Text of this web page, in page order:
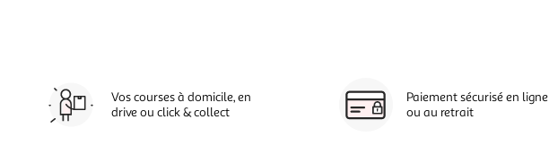
Vos courses à domicile, en
drive ou click & collect
Paiement sécurisé en ligne
ou au retrait